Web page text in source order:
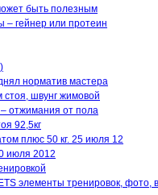
быть полезным
– гейнер или протеин
норматив мастера
швунг жимовой
отжимания от пола
92,5кг
плюс 50 кг. 25 июля 12
июля 2012
элементы тренировок, фото,